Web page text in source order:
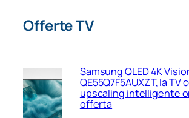
Offerte TV
Samsung QLED 4K
QE55Q7F5AUXZT, la TV
upscaling intelligente
offerta